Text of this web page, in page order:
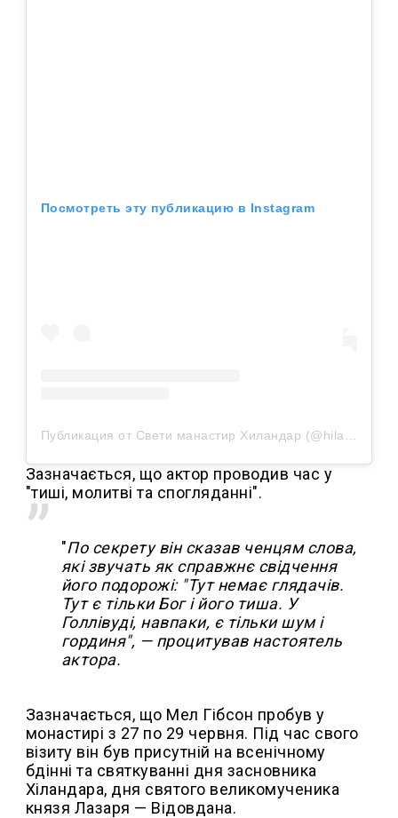
Посмотреть эту публикацию в Instagram
Зазначається, що актор проводив час у
"тиші, молитві та спогляданні".
"По секрету він сказав ченцям слова,
які звучать як справжнє свідчення
його подорожі: "Тут немає глядачів.
Тут є тільки Бог і його тиша. У
Голлівуді, навпаки, є тільки шум і
гординя", — процитував настоятель
актора.
Зазначається, що Мел Гібсон пробув у
монастирі з 27 по 29 червня. Під час свого
візиту він був присутній на всенічному
бдінні та святкуванні дня засновника
Хіландара, дня святого великомученика
князя Лазаря — Відовдана.